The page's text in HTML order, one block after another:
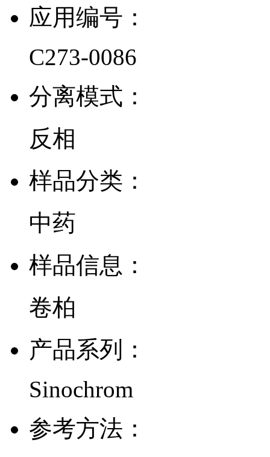
应用编号：
C273-0086
分离模式：
反相
样品分类：
中药
样品信息：
卷柏
产品系列：
Sinochrom
参考方法：